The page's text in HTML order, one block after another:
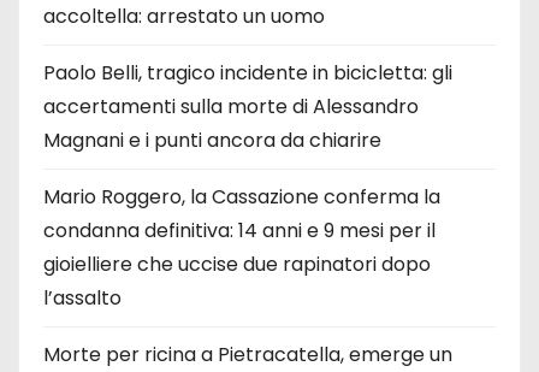
accoltella: arrestato un uomo
Paolo Belli, tragico incidente in bicicletta: gli
accertamenti sulla morte di Alessandro
Magnani e i punti ancora da chiarire
Mario Roggero, la Cassazione conferma la
condanna definitiva: 14 anni e 9 mesi per il
gioielliere che uccise due rapinatori dopo
l’assalto
Morte per ricina a Pietracatella, emerge un